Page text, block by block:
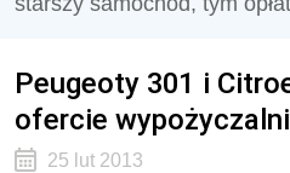
Peugeoty 301 i
ofercie
25 lut 2013